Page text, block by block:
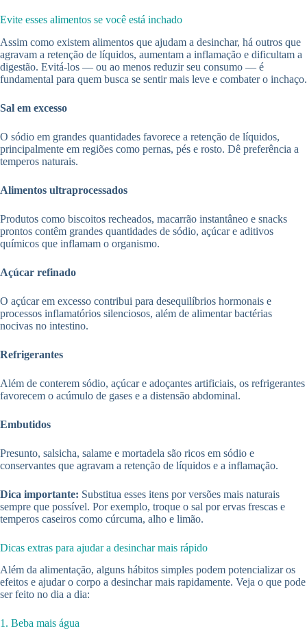
Evite esses alimentos se você está inchado
Assim como existem alimentos que ajudam a desinchar, há outros que
agravam a retenção de líquidos, aumentam a inflamação e dificultam a
digestão. Evitá-los — ou ao menos reduzir seu consumo — é
fundamental para quem busca se sentir mais leve e combater o inchaço.
Sal em excesso
O sódio em grandes quantidades favorece a retenção de líquidos,
principalmente em regiões como pernas, pés e rosto. Dê preferência a
temperos naturais.
Alimentos ultraprocessados
Produtos como biscoitos recheados, macarrão instantâneo e snacks
prontos contêm grandes quantidades de sódio, açúcar e aditivos
químicos que inflamam o organismo.
Açúcar refinado
O açúcar em excesso contribui para desequilíbrios hormonais e
processos inflamatórios silenciosos, além de alimentar bactérias
nocivas no intestino.
Refrigerantes
Além de conterem sódio, açúcar e adoçantes artificiais, os refrigerantes
favorecem o acúmulo de gases e a distensão abdominal.
Embutidos
Presunto, salsicha, salame e mortadela são ricos em sódio e
conservantes que agravam a retenção de líquidos e a inflamação.
Dica importante: Substitua esses itens por versões mais naturais
sempre que possível. Por exemplo, troque o sal por ervas frescas e
temperos caseiros como cúrcuma, alho e limão.
Dicas extras para ajudar a desinchar mais rápido
Além da alimentação, alguns hábitos simples podem potencializar os
efeitos e ajudar o corpo a desinchar mais rapidamente. Veja o que pode
ser feito no dia a dia:
1. Beba mais água